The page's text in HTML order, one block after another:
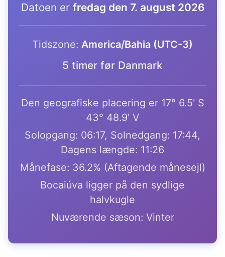
Datoen er fredag den 7. august 2026
Tidszone: America/Bahia (UTC-3)
5 timer før Danmark
Den geografiske placering er 17° 6.5' S
43° 48.9' V
Solopgang: 06:17, Solnedgang: 17:44,
Dagens længde: 11:26
Månefase: 36.2% (Aftagende månesejl)
Bocaiúva ligger på den sydlige
halvkugle
Nuværende sæson: Vinter